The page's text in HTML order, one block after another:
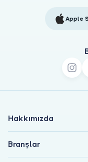
Apple
Hakkımızda
Branşlar